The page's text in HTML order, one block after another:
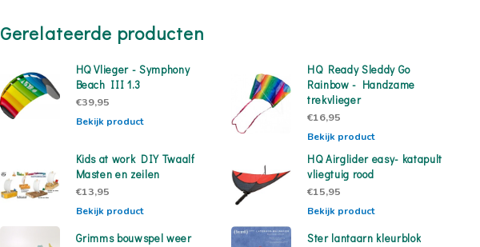
Gerelateerde producten
HQ Vlieger - Symphony
Beach III 1.3
€39,95
Bekijk product
HQ Ready Sleddy Go
Rainbow - Handzame
trekvlieger
€16,95
Bekijk product
Kids at work DIY Twaalf
Masten en zeilen
€13,95
Bekijk product
HQ Airglider easy- katapult
vliegtuig rood
€15,95
Bekijk product
Grimms bouwspel weer Ster lantaarn kleurblok